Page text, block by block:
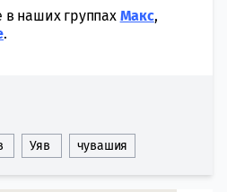
в наших группах Макс,
.
Уяв чувашия